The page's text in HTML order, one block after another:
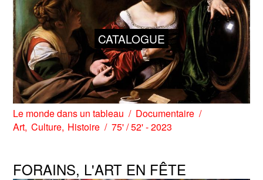
CATALOGUE
Le monde dans un tableau
Documentaire
Art Culture Histoire 75' / 52' - 2023
FORAINS, L'ART EN FÊTE